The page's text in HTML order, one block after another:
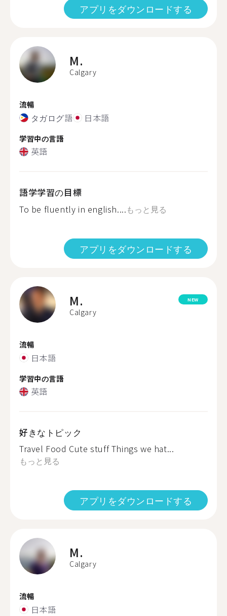
アプリをダウンロードする
M.
Calgary
流暢
タガログ語 日本語
学習中の言語
英語
語学学習の目標
To be fluently in english....もっと見る
アプリをダウンロードする
M.
Calgary
NEW
流暢
日本語
学習中の言語
英語
好きなトピック
Travel Food Cute stuff Things we hat...
もっと見る
アプリをダウンロードする
M.
Calgary
流暢
日本語